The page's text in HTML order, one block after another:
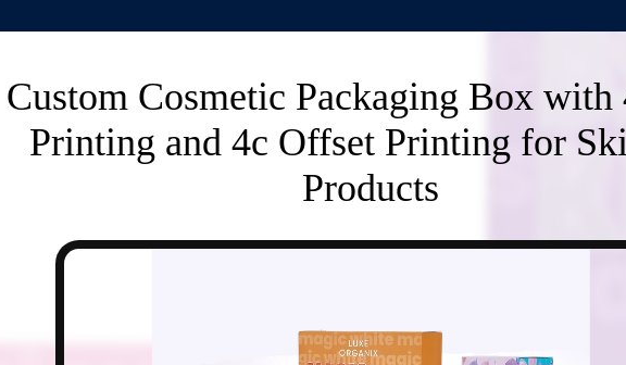
Custom Cosmetic Packaging Box with
Printing and 4c Offset Printing for
Products